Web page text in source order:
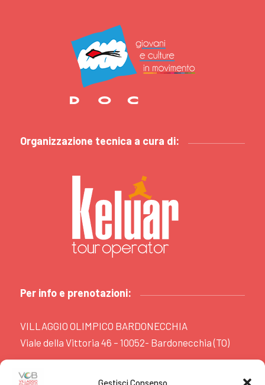
Gestisci Consenso
Organizzazione tecnica a cura di:
Per info e prenotazioni:
VILLAGGIO OLIMPICO BARDONECCHIA
Viale della Vittoria 46 – 10052- Bardonecchia (TO)